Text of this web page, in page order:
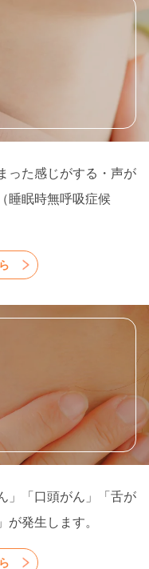
った感じがする・声が
睡眠時無呼吸症候
」「口頭がん」「舌が
が発生します。